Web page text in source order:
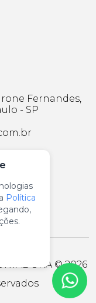
Fernandes,
- SP
© 2026
Política